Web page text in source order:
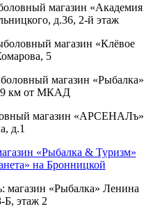
магазин «Академия
д.36, 2-й этаж
магазин «Клёвое
5
магазин «Рыбалка»
9 км от МКАД
магазин «АРСЕНАЛъ»
д.1
«Рыбалка & Туризм»
на Бронницкой
магазин «Рыбалка» Ленина
Б, этаж 2